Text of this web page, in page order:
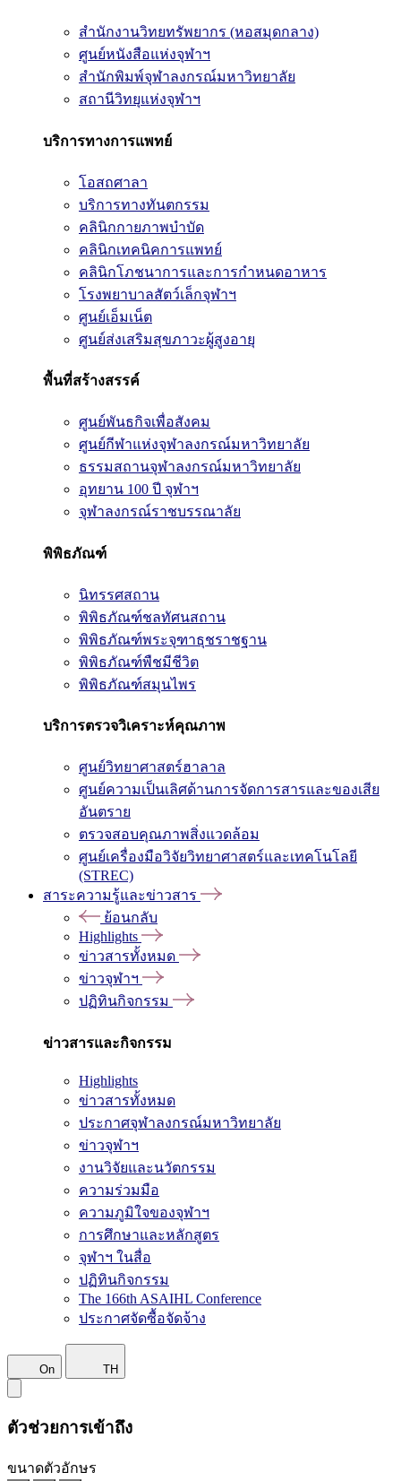
สำนักงานวิทยทรัพยากร (หอสมุดกลาง)
ศูนย์หนังสือแห่งจุฬาฯ
สำนักพิมพ์จุฬาลงกรณ์มหาวิทยาลัย
สถานีวิทยุแห่งจุฬาฯ
บริการทางการแพทย์
โอสถศาลา
บริการทางทันตกรรม
คลินิกกายภาพบำบัด
คลินิกเทคนิคการแพทย์
คลินิกโภชนาการและการกำหนดอาหาร
โรงพยาบาลสัตว์เล็กจุฬาฯ
ศูนย์เอ็มเน็ต
ศูนย์ส่งเสริมสุขภาวะผู้สูงอายุ
พื้นที่สร้างสรรค์
ศูนย์พันธกิจเพื่อสังคม
ศูนย์กีฬาแห่งจุฬาลงกรณ์มหาวิทยาลัย
ธรรมสถานจุฬาลงกรณ์มหาวิทยาลัย
อุทยาน 100 ปี จุฬาฯ
จุฬาลงกรณ์ราชบรรณาลัย
พิพิธภัณฑ์
นิทรรศสถาน
พิพิธภัณฑ์ชลทัศนสถาน
พิพิธภัณฑ์พระจุฑาธุชราชฐาน
พิพิธภัณฑ์พืชมีชีวิต
พิพิธภัณฑ์สมุนไพร
บริการตรวจวิเคราะห์คุณภาพ
ศูนย์วิทยาศาสตร์ฮาลาล
ศูนย์ความเป็นเลิศด้านการจัดการสารและของเสีย
อันตราย
ตรวจสอบคุณภาพสิ่งแวดล้อม
ศูนย์เครื่องมือวิจัยวิทยาศาสตร์และเทคโนโลยี
(STREC)
สาระความรู้และข่าวสาร
ย้อนกลับ
Highlights
ข่าวสารทั้งหมด
ข่าวจุฬาฯ
ปฏิทินกิจกรรม
ข่าวสารและกิจกรรม
Highlights
ข่าวสารทั้งหมด
ประกาศจุฬาลงกรณ์มหาวิทยาลัย
ข่าวจุฬาฯ
งานวิจัยและนวัตกรรม
ความร่วมมือ
ความภูมิใจของจุฬาฯ
การศึกษาและหลักสูตร
จุฬาฯ ในสื่อ
ปฏิทินกิจกรรม
The 166th ASAIHL Conference
ประกาศจัดซื้อจัดจ้าง
On TH
ตัวช่วยการเข้าถึง
ขนาดตัวอักษร